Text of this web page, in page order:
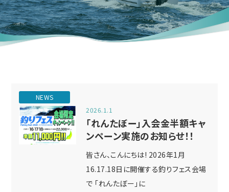
NEWS
2026.1.1
「れんたぼー」入会金半額キャ
ンペーン実施のお知らせ！！
皆さん、こんにちは! 2026年1月
16.17.18日に開催する釣りフェス会場
で 「れんたぼー」に